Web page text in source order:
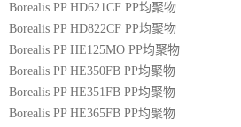
Borealis PP HD621CF PP均聚物
Borealis PP HD822CF PP均聚物
Borealis PP HE125MO PP均聚物
Borealis PP HE350FB PP均聚物
Borealis PP HE351FB PP均聚物
Borealis PP HE365FB PP均聚物